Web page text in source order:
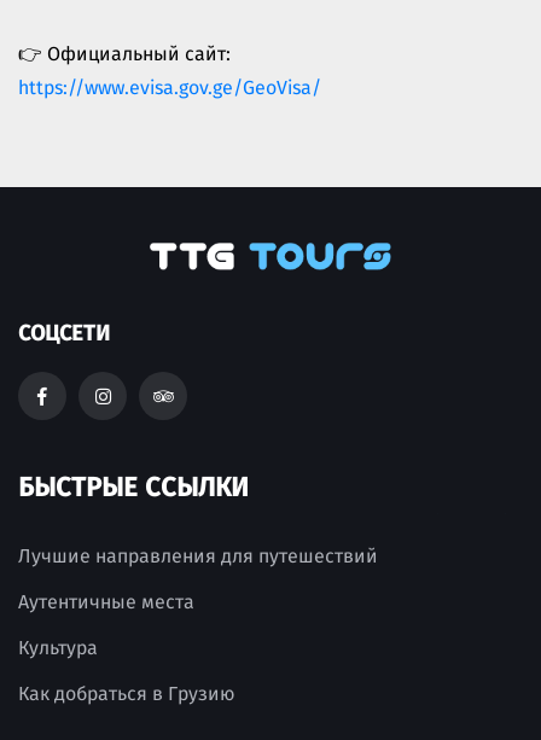
👉 Официальный сайт:
https://www.evisa.gov.ge/GeoVisa/
СОЦСЕТИ
БЫСТРЫЕ ССЫЛКИ
Лучшие направления для путешествий
Аутентичные места
Культура
Как добраться в Грузию